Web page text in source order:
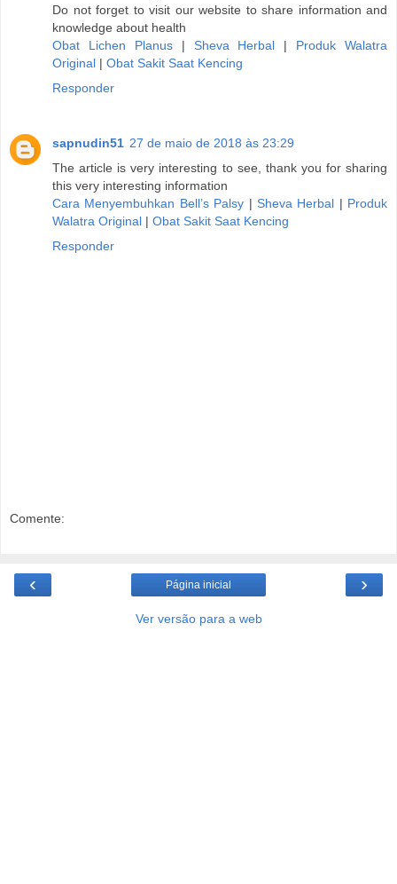
Do not forget to visit our website to share information and
knowledge about health
Obat Lichen Planus| Sheva Herbal | Produk Walatra
Original | Obat Sakit Saat Kencing
Responder
sapnudin51 27 de maio de 2018 às 23:29
The article is very interesting to see, thank you for sharing
this very interesting information
Cara Menyembuhkan Bell’s Palsy | Sheva Herbal | Produk
Walatra Original | Obat Sakit Saat Kencing
Responder
Comente:
‹ ›
Página inicial
Ver versão para a web